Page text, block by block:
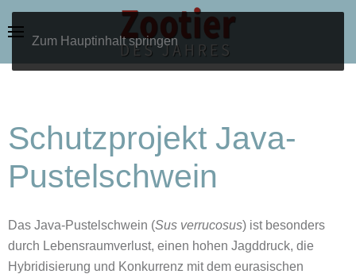
Zum Hauptinhalt springen
Schutzprojekt Java-
Pustelschwein
Das Java-Pustelschwein (Sus verrucosus) ist besonders
durch Lebensraumverlust, einen hohen Jagddruck, die
Hybridisierung und Konkurrenz mit dem eurasischen